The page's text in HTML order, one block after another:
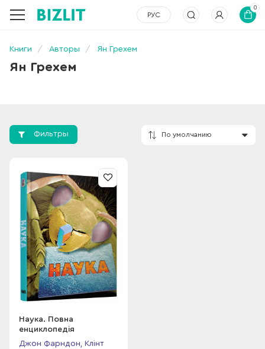
РУС
0
Книги Авторы Ян Грехем
Ян Грехем
Фильтры
Наука. Повна
енциклопедія
Джон Фарндон, Клінт